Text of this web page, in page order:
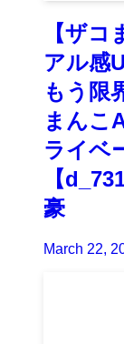
【ザ
アル感
もう限
まんこ
ライベ
【
豪
March 22,